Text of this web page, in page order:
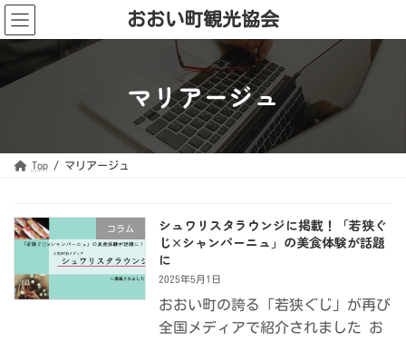
コ
ン
テ
ス
ナ
ビ
ゲ
ン
おおい町観光協会
マリアージュ
Top マリアージュ
コラム
シュワリスタラウンジに掲載！「若狭ぐ
じ×シャンパーニュ」の美食体験が話題
に
2025年5月1日
おおい町の誇る「若狭ぐじ」が再び
全国メディアで紹介されました お